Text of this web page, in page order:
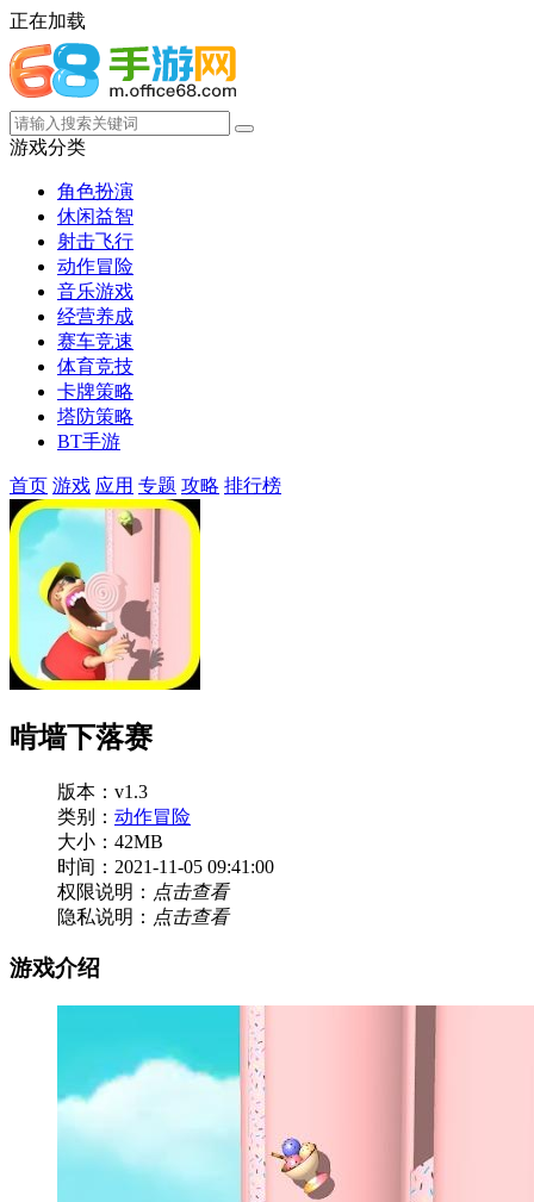
正在加载
游戏分类
角色扮演
休闲益智
射击飞行
动作冒险
音乐游戏
经营养成
赛车竞速
体育竞技
卡牌策略
塔防策略
BT手游
首页 游戏 应用 专题 攻略 排行榜
啃墙下落赛
版本：v1.3
类别： 动作冒险
大小：42MB
时间：2021-11-05 09:41:00
权限说明： 点击查看
隐私说明： 点击查看
游戏介绍